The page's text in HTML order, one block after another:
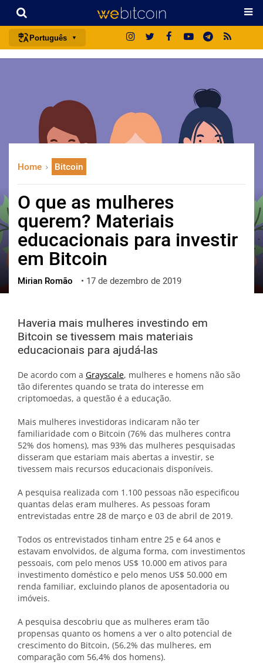
Português
español
français
italiano
日本語
русский
한국어
العربية
ქართული
Home Bitcoin
O que as mulheres
querem? Materiais
educacionais para investir
em Bitcoin
Mirian Romão • 17 de dezembro de 2019
Haveria mais mulheres investindo em
Bitcoin se tivessem mais materiais
educacionais para ajudá-las
De acordo com a Grayscale, mulheres e homens não são
tão diferentes quando se trata do interesse em
criptomoedas, a questão é a educação.
Mais mulheres investidoras indicaram não ter
familiaridade com o Bitcoin (76% das mulheres contra
52% dos homens), mas 93% das mulheres pesquisadas
disseram que estariam mais abertas a investir, se
tivessem mais recursos educacionais disponíveis.
A pesquisa realizada com 1.100 pessoas não especificou
quantas delas eram mulheres. As pessoas foram
entrevistadas entre 28 de março e 03 de abril de 2019.
Todos os entrevistados tinham entre 25 e 64 anos e
estavam envolvidos, de alguma forma, com investimentos
pessoais, com pelo menos US$ 10.000 em ativos para
investimento doméstico e pelo menos US$ 50.000 em
renda familiar, excluindo planos de aposentadoria ou
imóveis.
A pesquisa descobriu que as mulheres eram tão
propensas quanto os homens a ver o alto potencial de
crescimento do Bitcoin, (56,2% das mulheres, em
comparação com 56,4% dos homens).